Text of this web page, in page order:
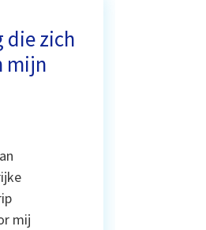
die zich
mijn
mij